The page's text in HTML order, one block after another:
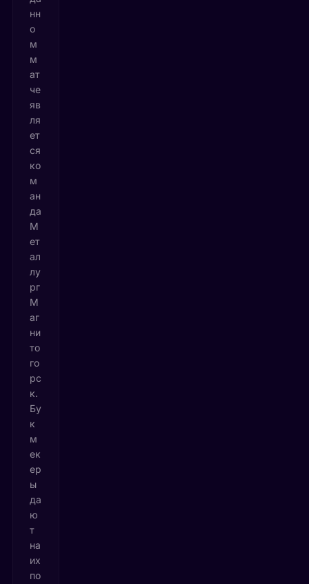
нн
о
м
м
ат
че
яв
ля
ет
ся
ко
м
ан
да
М
ет
ал
лу
рг
М
аг
ни
то
го
рс
к.
Бу
к
м
ек
ер
ы
да
ю
т
на
их
по